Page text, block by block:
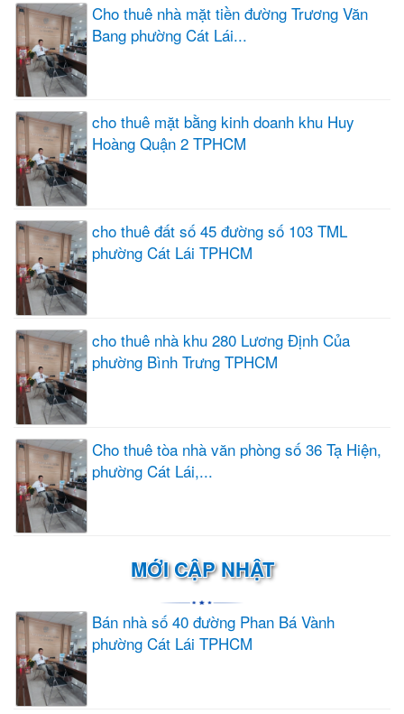
Cho thuê nhà mặt tiền đường Trương Văn
Bang phường Cát Lái...
cho thuê mặt bằng kinh doanh khu Huy
Hoàng Quận 2 TPHCM
cho thuê đất số 45 đường số 103 TML
phường Cát Lái TPHCM
cho thuê nhà khu 280 Lương Định Của
phường Bình Trưng TPHCM
Cho thuê tòa nhà văn phòng số 36 Tạ Hiện,
phường Cát Lái,...
MỚI CẬP NHẬT
Bán nhà số 40 đường Phan Bá Vành
phường Cát Lái TPHCM